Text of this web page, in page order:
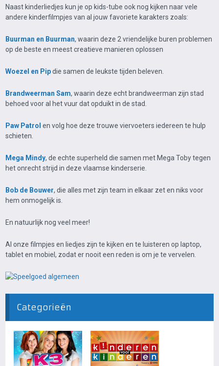
Naast kinderliedjes kun je op kids-tube ook nog kijken naar vele
andere kinderfilmpjes van al jouw favoriete karakters zoals:
Buurman en Buurman, waarin deze 2 vriendelijke buren problemen
op de beste en meest creatieve manieren oplossen
Woezel en Pipdie samen de leukste tijden beleven.
Brandweerman Sam, waarin deze echt brandweerman zijn stad
behoed voor al het vuur dat opduikt in de stad.
Paw Patrol en volg hoe deze trouwe viervoeters iedereen te hulp
schieten.
Mega Mindy, de echte superheld die samen met Mega Toby tegen
het onrecht strijd in deze vlaamse kinderserie.
Bob de Bouwer, die alles met zijn team in elkaar zet en niks voor
hem onmogelijk is.
En natuurlijk nog veel meer!
Al onze filmpjes en liedjes zijn te kijken en te luisteren op laptop,
tablet en mobiel, zodat er nooit een reden is om je te vervelen.
Categorieën